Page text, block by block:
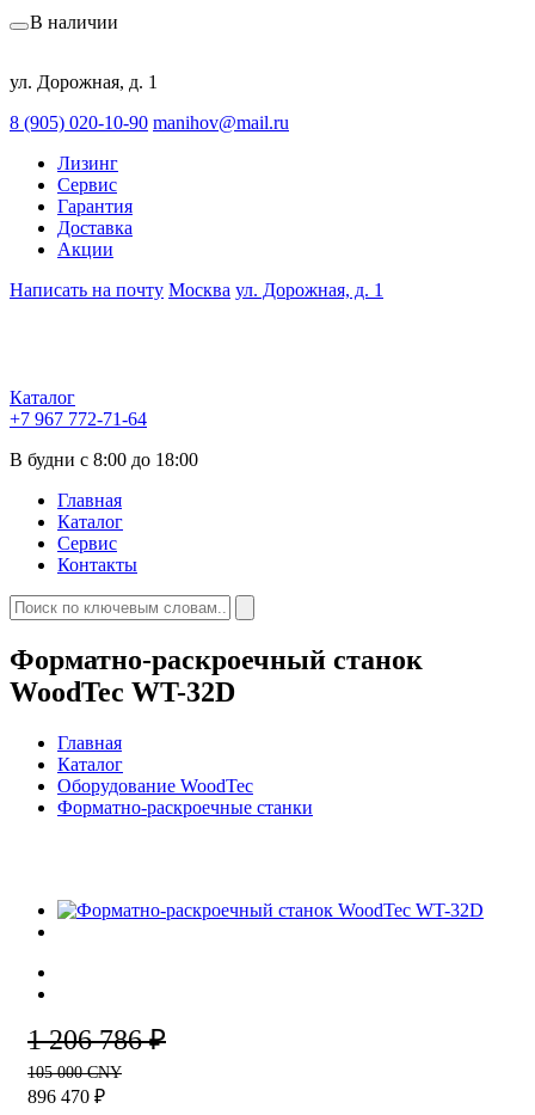
ул. Дорожная, д. 1
8 (905) 020-10-90 manihov@mail.ru
Лизинг
Сервис
Гарантия
Доставка
Акции
Написать на почту Москва ул. Дорожная, д. 1
Каталог
+7 967 772-71-64
В будни с 8:00 до 18:00
Главная
Каталог
Сервис
Контакты
Форматно-раскроечный станок
WoodTec WT-32D
Главная
Каталог
Оборудование WoodTec
Форматно-раскроечные станки
В наличии
1 206 786 ₽
105 000 CNY
896 470 ₽